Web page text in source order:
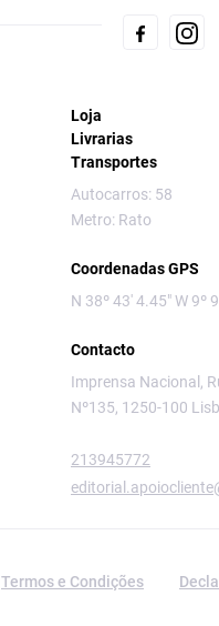
Loja
Livrarias
Transportes
Autocarros: 58
Metro: Rato
Coordenadas GPS
N 38º 43' 4.45" W 9º
Contacto
Imprensa Nacional,
Nº135, 1250-100
213945772
Termos e Condições